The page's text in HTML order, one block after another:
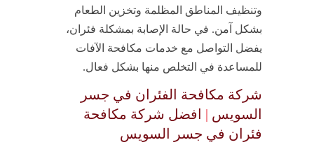
وتنظيف المناطق المظلمة وتخزين الطعام
بشكل آمن. في حالة الإصابة بمشكلة فئران،
يفضل التواصل مع خدمات مكافحة الآفات
للمساعدة في التخلص منها بشكل فعال.
شركة مكافحة الفئران في جسر
السويس |
افضل شركة مكافحة
فئران في جسر السويس